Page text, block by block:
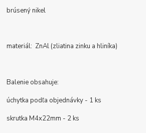
brúsený nikel
materiál: ZnAl (zliatina zinku a hliníka)
Balenie obsahuje:
úchytka podľa objednávky - 1 ks
skrutka M4x22mm - 2 ks